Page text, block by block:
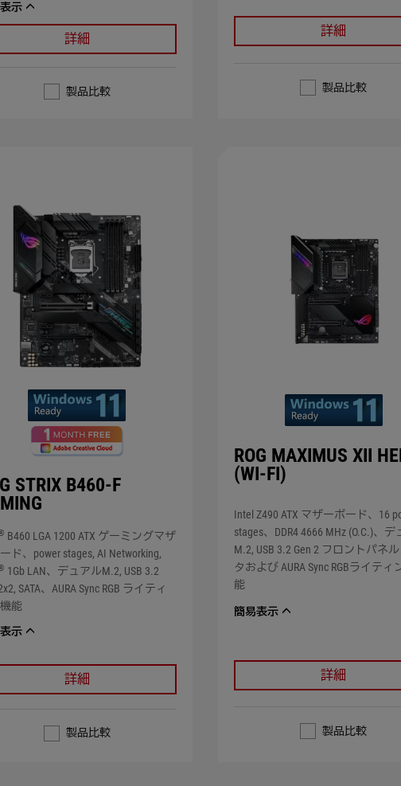
示
詳細
製品比較
詳細
製品比較
STRIX B460-F
B460 LGA 1200 ATX ゲーミングマザ
ド、power stages, AI Networking,
1Gb LAN、デュアルM.2, USB 3.2
SATA、AURA Sync RGB ライティ
能
示
詳細
製品比較
ROG MAXIMUS XII
(WI-FI)
Intel Z490 ATX マザーボード、16
stages、DDR4 4666 MHz (O.C.)、
M.2, USB 3.2 Gen 2 フロントパネ
タおよび AURA Sync RGBライティ
能
簡易表示
詳細
製品比較